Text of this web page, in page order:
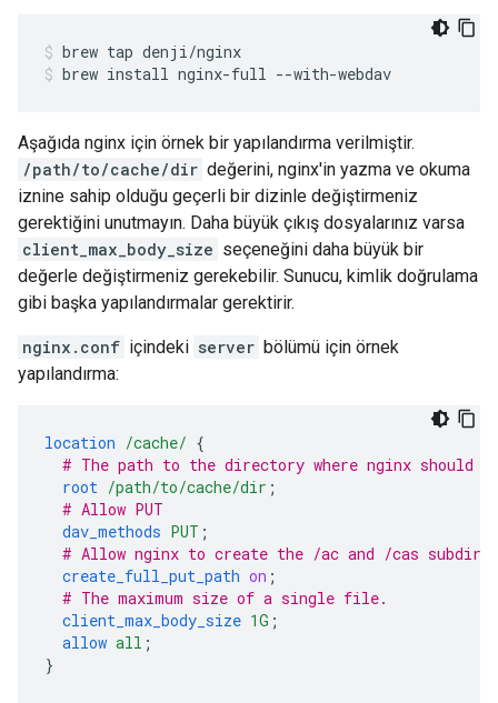
brew tap denji/nginx
brew install nginx-full --with-webdav
Aşağıda nginx için örnek bir yapılandırma verilmiştir.
/path/to/cache/dir değerini, nginx'in yazma ve okuma
iznine sahip olduğu geçerli bir dizinle değiştirmeniz
gerektiğini unutmayın. Daha büyük çıkış dosyalarınız varsa
client_max_body_size seçeneğini daha büyük bir
değerle değiştirmeniz gerekebilir. Sunucu, kimlik doğrulama
gibi başka yapılandırmalar gerektirir.
nginx.conf içindeki server bölümü için örnek
yapılandırma:
location /cache/ {
# The path to the directory where nginx should
root /path/to/cache/dir ;
# Allow PUT
dav_methods PUT ;
# Allow nginx to create the /ac and /cas
create_full_put_path on ;
# The maximum size of a single file.
client_max_body_size 1G ;
allow all ;
}